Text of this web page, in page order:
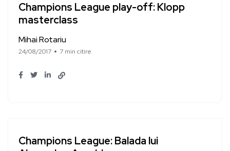
Champions League play-off: Klopp
masterclass
Mihai Rotariu
24/08/2017 7 min citire
Champions League: Balada lui